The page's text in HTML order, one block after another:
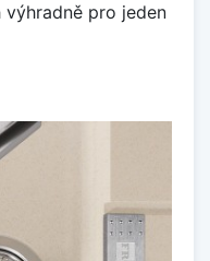
výhradně pro jeden